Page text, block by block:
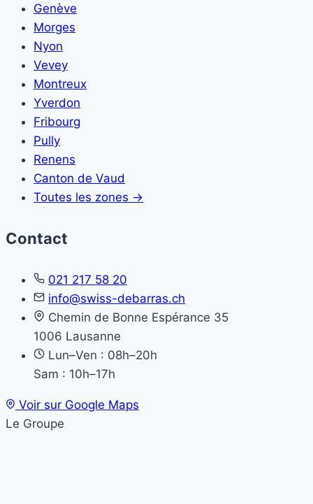
Genève
Morges
Nyon
Vevey
Montreux
Yverdon
Fribourg
Pully
Renens
Canton de Vaud
Toutes les zones →
Contact
021 217 58 20
info@swiss-debarras.ch
Chemin de Bonne Espérance 35
1006 Lausanne
Lun–Ven : 08h–20h
Sam : 10h–17h
Voir sur Google Maps
Le Groupe